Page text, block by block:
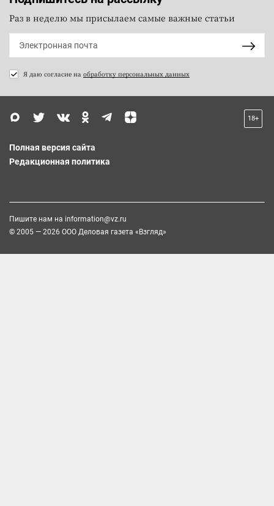
Раз в неделю мы присылаем самые важные статьи
Я даю согласие на обработку персональных данных
18+
Полная версия сайта
Редакционная политика
Пишите нам на information@vz.ru
© 2005 — 2026 ООО Деловая газета «Взгляд»